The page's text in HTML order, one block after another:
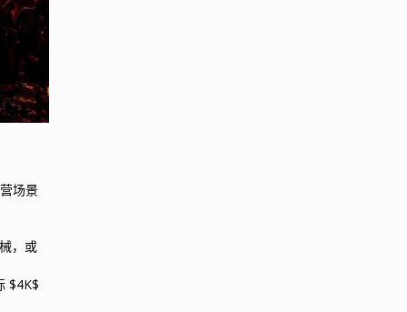
场景
，或
$4K$